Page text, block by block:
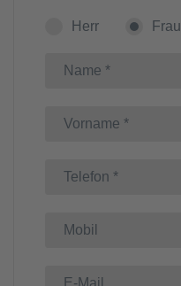
Herr Frau